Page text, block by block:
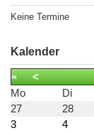
Keine Termine
Kalender
« <
Mo
Di
27
28
3
4